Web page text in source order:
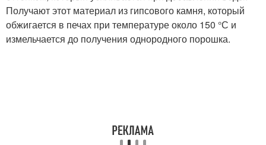
Получают этот материал из гипсового камня, который
обжигается в печах при температуре около 150 °С и
измельчается до получения однородного порошка.